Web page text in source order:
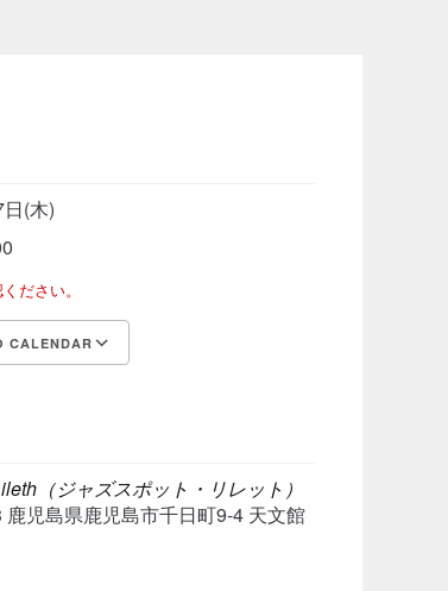
(木)
ださい。
CALENDAR
（ジャズスポット・リレット）
鹿児島県鹿児島市千日町9-4 天文館